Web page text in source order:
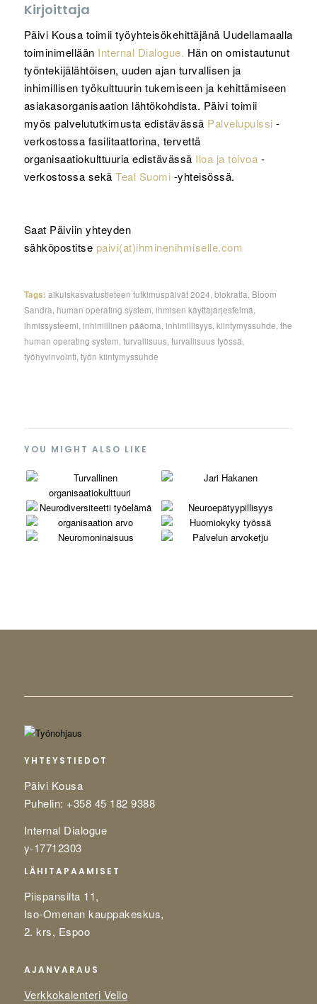
Kirjoittaja
Päivi Kousa toimii työyhteisökehittäjänä Uudellamaalla
toiminimellään Internal Dialogue. Hän on omistautunut
työntekijälähtöisen, uuden ajan turvallisen ja
inhimillisen työkulttuurin tukemiseen ja kehittämiseen
asiakasorganisaation lähtökohdista. Päivi toimii
myös palvelututkimusta edistävässä Palvelupulssi -
verkostossa fasilitaattorina, tervettä
organisaatiokulttuuria edistävässä Iloa ja toivoa -
verkostossa sekäTeal Suomi -yhteisössä.
Saat Päiviin yhteyden
sähköpostitse paivi(at)ihminenihmiselle.com
Tags: aikuiskasvatustieteen tutkimuspäivät 2024 biokratia Bloom
Sandra human operating system ihmisen käyttäjärjestelmä
ihmissysteemi inhimillinen pääoma inhimillisyys, kiintymyssuhde the
human operating system turvallisuus, turvallisuus työssä
työhyvinvointi työn kiintymyssuhde
YOU MIGHT ALSO LIKE
YHTEYSTIEDOT
Päivi Kousa
Puhelin: +358 45 182 9388
Internal Dialogue
y-17712303
LÄHITAPAAMISET
Piispansilta 11,
Iso-Omenan kauppakeskus,
2. krs, Espoo
AJANVARAUS
Verkkokalenteri Vello